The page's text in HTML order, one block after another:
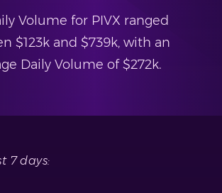
Volume for PIVX ranged
$123k and $739k, with an
Daily Volume of $272k.
7 days: